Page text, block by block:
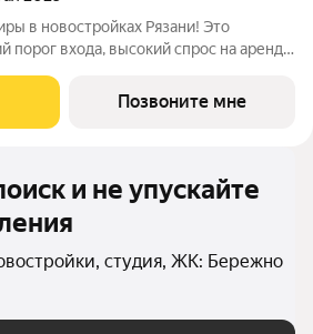
в новостройках Рязани! Это
порог входа, высокий спрос на аренду
к городу и
Позвоните мне
и не упускайте
студия, ЖК: Бережно